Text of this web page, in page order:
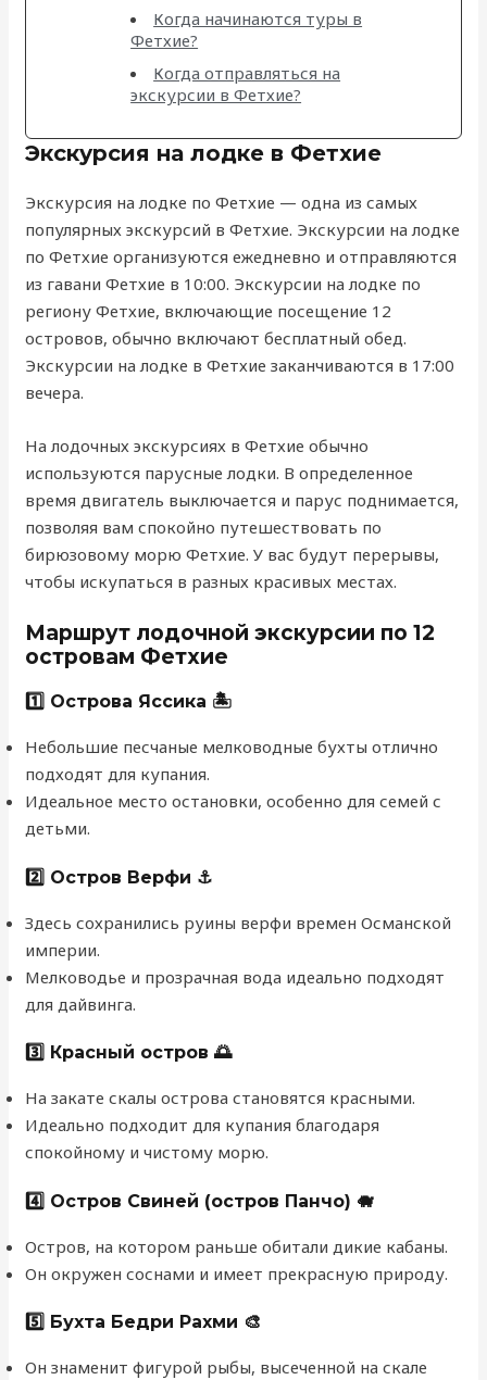
Когда начинаются туры в
Фетхие?
Когда отправляться на
экскурсии в Фетхие?
Экскурсия на лодке в Фетхие
Экскурсия на лодке по Фетхие — одна из самых
популярных экскурсий в Фетхие. Экскурсии на лодке
по Фетхие организуются ежедневно и отправляются
из гавани Фетхие в 10:00. Экскурсии на лодке по
региону Фетхие, включающие посещение 12
островов, обычно включают бесплатный обед.
Экскурсии на лодке в Фетхие заканчиваются в 17:00
вечера.
На лодочных экскурсиях в Фетхие обычно
используются парусные лодки. В определенное
время двигатель выключается и парус поднимается,
позволяя вам спокойно путешествовать по
бирюзовому морю Фетхие. У вас будут перерывы,
чтобы искупаться в разных красивых местах.
Маршрут лодочной экскурсии по 12
островам Фетхие
1️⃣ Острова Яссика 🏝️
Небольшие песчаные мелководные бухты отлично
подходят для купания.
Идеальное место остановки, особенно для семей с
детьми.
2️⃣ Остров Верфи ⚓
Здесь сохранились руины верфи времен Османской
империи.
Мелководье и прозрачная вода идеально подходят
для дайвинга.
3️⃣ Красный остров 🌅
На закате скалы острова становятся красными.
Идеально подходит для купания благодаря
спокойному и чистому морю.
4️⃣ Остров Свиней (остров Панчо) 🐗
Остров, на котором раньше обитали дикие кабаны.
Он окружен соснами и имеет прекрасную природу.
5️⃣ Бухта Бедри Рахми 🎨
Он знаменит фигурой рыбы, высеченной на скале